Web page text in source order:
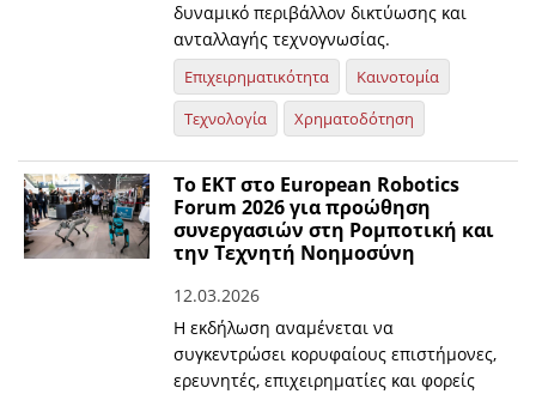
δυναμικό περιβάλλον δικτύωσης και
ανταλλαγής τεχνογνωσίας.
Επιχειρηματικότητα
Καινοτομία
Τεχνολογία
Χρηματοδότηση
Το ΕΚΤ στο European Robotics
Forum 2026 για προώθηση
συνεργασιών στη Ρομποτική και
την Τεχνητή Νοημοσύνη
12.03.2026
Η εκδήλωση αναμένεται να
συγκεντρώσει κορυφαίους επιστήμονες,
ερευνητές, επιχειρηματίες και φορείς